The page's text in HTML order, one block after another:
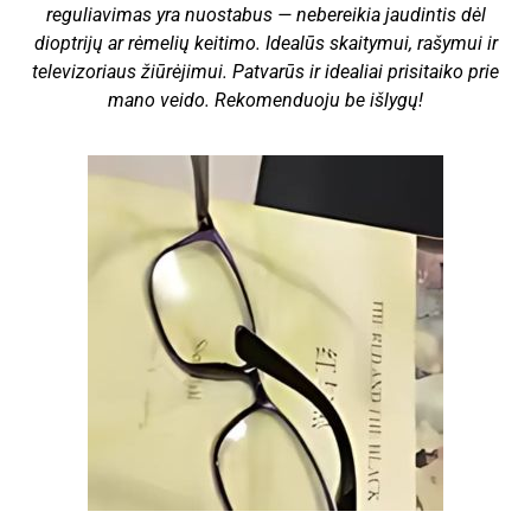
reguliavimas yra nuostabus — nebereikia jaudintis dėl
dioptrijų ar rėmelių keitimo. Idealūs skaitymui, rašymui ir
televizoriaus žiūrėjimui. Patvarūs ir idealiai prisitaiko prie
mano veido. Rekomenduoju be išlygų!